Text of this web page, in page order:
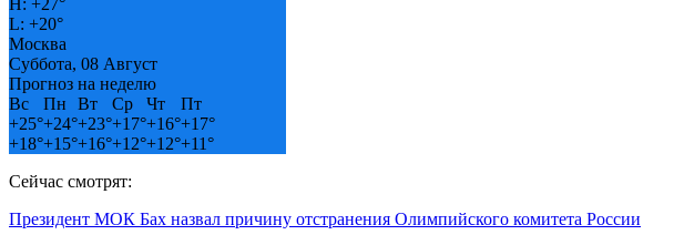
L: +20°
Москва
Суббота, 08 Август
Прогноз на неделю
Вс
Пн Вт Ср Чт
Пт
+25°+24°+23°+17°+16°+17°
+18°+15°+16°+12°+12°+11°
Сейчас смотрят:
Президент МОК Бах назвал причину отстранения Олимпийского комитета России